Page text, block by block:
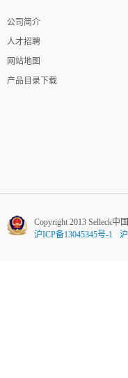
公司简介
人才招聘
网站地图
产品目录下载
Copyright 2013 Selleck中
沪ICP备13045345号-1